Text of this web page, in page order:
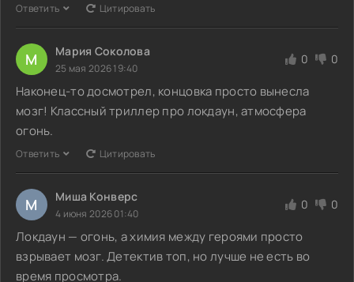
Ответить Цитировать
М Мария Соколова
25 мая 2026 19:40
0 0
Наконец-то досмотрел, концовка просто вынесла
мозг! Классный триллер про локдаун, атмосфера
огонь.
Ответить Цитировать
М Миша Конверс
4 июня 2026 01:40
0 0
Локдаун — огонь, а химия между героями просто
взрывает мозг. Детектив топ, но лучше не есть во
время просмотра.